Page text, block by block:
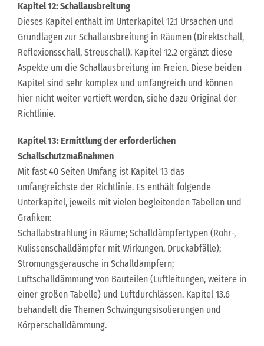
Kapitel 12: Schallausbreitung
Dieses Kapitel enthält im Unterkapitel 12.1 Ursachen und
Grundlagen zur Schallausbreitung in Räumen (Direktschall,
Reflexionsschall, Streuschall). Kapitel 12.2 ergänzt diese
Aspekte um die Schallausbreitung im Freien. Diese beiden
Kapitel sind sehr komplex und umfangreich und können
hier nicht weiter vertieft werden, siehe dazu Original der
Richtlinie.
Kapitel 13: Ermittlung der erforderlichen
Schallschutzmaßnahmen
Mit fast 40 Seiten Umfang ist Kapitel 13 das
umfangreichste der Richtlinie. Es enthält folgende
Unterkapitel, jeweils mit vielen begleitenden Tabellen und
Grafiken:
Schallabstrahlung in Räume; Schalldämpfertypen (Rohr-,
Kulissenschalldämpfer mit Wirkungen, Druckabfälle);
Strömungsgeräusche in Schalldämpfern;
Luftschalldämmung von Bauteilen (Luftleitungen, weitere in
einer großen Tabelle) und Luftdurchlässen. Kapitel 13.6
behandelt die Themen Schwingungsisolierungen und
Körperschalldämmung.